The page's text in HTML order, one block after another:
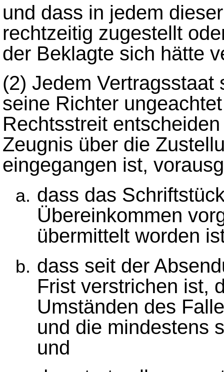
und dass in jedem
rechtzeitig zugestellt
der Beklagte sich hätte
(2) Jedem Vertragsstaat
seine Richter
Rechtsstreit
Zeugnis über die
eingegangen ist,
dass das
Übereinkommen
übermittelt worden
dass seit der
Frist verstrichen ist,
Umständen des
und die mindestens
und